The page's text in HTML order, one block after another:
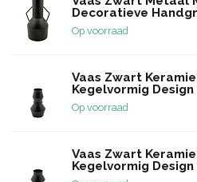
Decoratieve
Op voorraad
Vaas Zwart
Kegelvormig Design
Op voorraad
Vaas Zwart
Kegelvormig Design